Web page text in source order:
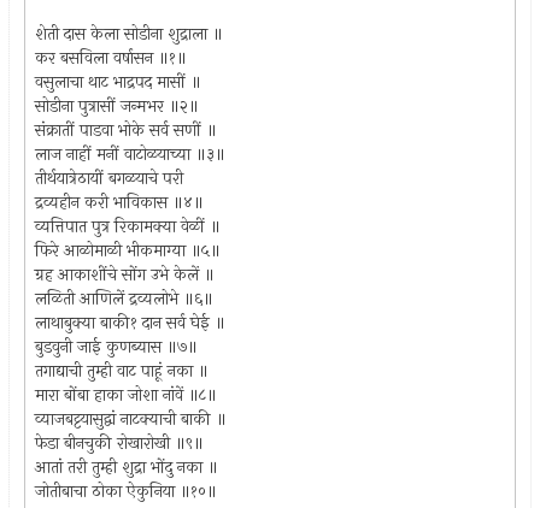
शेती दास केला सोडीना शुद्राला ॥
कर बसविला वर्षासन ॥१॥
वसुलाचा थाट भाद्रपद मासीं ॥
सोडीना पुत्रासीं जन्मभर ॥२॥
संक्रातीं पाडवा भोके सर्व सणीं ॥
लाज नाहीं मनीं वाटोळयाच्या ॥३॥
तीर्थयात्रेठायीं बगळयाचे परी
द्रव्यहीन करी भाविकास ॥४॥
व्यत्तिपात पुत्र रिकामक्या वेळीं ॥
फिरे आळोमाळी भीकमाग्या ॥५॥
ग्रह आकाशींचे सोंग उभे केलें ॥
लळिती आणिलें द्रव्यलोभे ॥६॥
लाथाबुक्या बाकी१ दान सर्व घेई ॥
बुडवुनी जाई कुणब्यास ॥७॥
तगाद्याची तुम्ही वाट पाहूं नका ॥
मारा बोंबा हाका जोशा नांवें ॥८॥
व्याजबट्टयासुद्वां नाटक्याची बाकी ॥
फेडा बीनचुकी रोखारोखी ॥९॥
आतां तरी तुम्ही शुद्रा भोंदु नका ॥
जोतीबाचा ठोका ऐकुनिया ॥१०॥